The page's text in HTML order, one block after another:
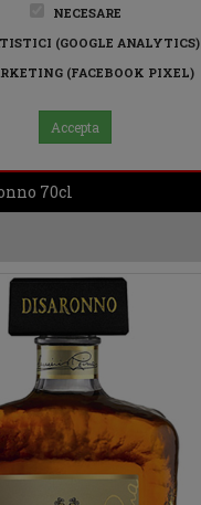
NECESARE
(GOOGLE ANALYTICS)
(FACEBOOK PIXEL)
Accepta
70cl